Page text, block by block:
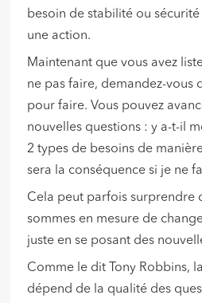
besoin de stabilité ou
une action.
Maintenant que vous avez
ne pas faire, demandez-vous
pour faire. Vous pouvez
nouvelles questions : y a-t-il
2 types de besoins de
sera la conséquence si je ne
Cela peut parfois surprendre
sommes en mesure de
juste en se posant des
Comme le dit Tony Robbins,
dépend de la qualité des